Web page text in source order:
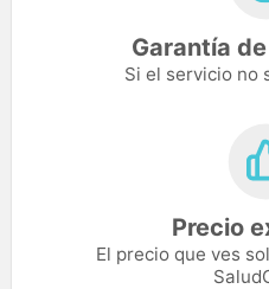
Garantía
Si el servicio no
Precio
El precio que ves